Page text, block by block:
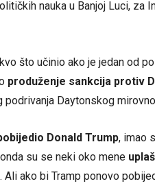
nauka u Banjoj Luci, za
što učinio ako je jedan od
produženje sankcija protiv
podrivanja Daytonskog
Donald Trump, imao
su se neki oko mene
Ali ako bi Tramp ponovo